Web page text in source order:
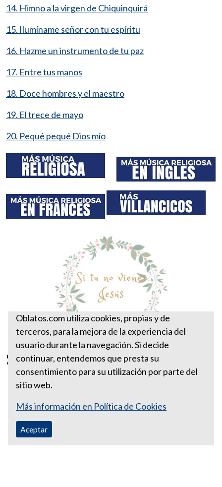
14. Himno a la virgen de Chiquinquirá
15. Ilumíname señor con tu espíritu
16. Hazme un instrumento de tu paz
17. Entre tus manos
18. Doce hombres y el maestro
19. El trece de mayo
20. Pequé pequé Dios mío
Si tú no vienes Jesús
Oblatos.com utiliza cookies, propias y de
terceros, para la mejora de la experiencia del
usuario durante la navegación. Si decide
continuar, entendemos que presta su
consentimiento para su utilización por parte del
sitio web.
Más información en Política de Cookies
Aceptar